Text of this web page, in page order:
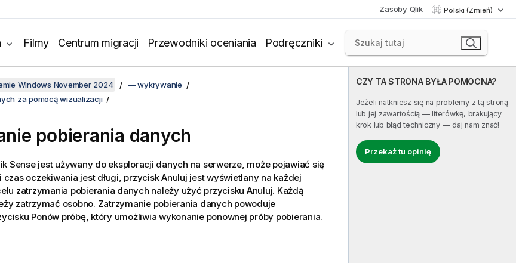
Zasoby Qlik Polski (Zmień)
Filmy Centrum migracji Przewodniki oceniania Podręczniki
CZY TA STRONA BYŁA POMOCNA?
Jeżeli natkniesz się na problemy z tą stroną
lub jej zawartością — literówkę, brakujący
krok lub błąd techniczny — daj nam znać!
Przekaż tu opinię
Windows November 2024
— wykrywanie
za pomocą wizualizacji
pobierania danych
Sense jest używany do eksploracji danych na serwerze, może pojawiać się
czas oczekiwania jest długi, przycisk Anuluj jest wyświetlany na każdej
zatrzymania pobierania danych należy użyć przycisku Anuluj. Każdą
zatrzymać osobno. Zatrzymanie pobierania danych powoduje
Ponów próbę, który umożliwia wykonanie ponownej próby pobierania.